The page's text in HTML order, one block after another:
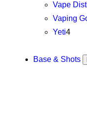
Vape
Vaping
Yeti4
Base & Shots